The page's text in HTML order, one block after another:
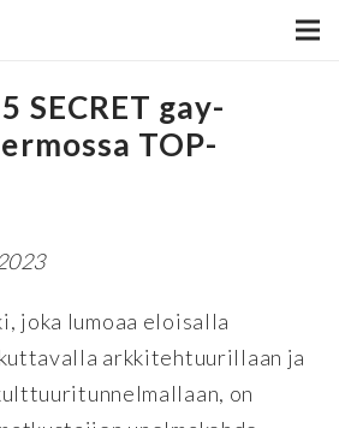
SECRET gay-
TOP-
joka lumoaa eloisalla
arkkitehtuurillaan ja
on